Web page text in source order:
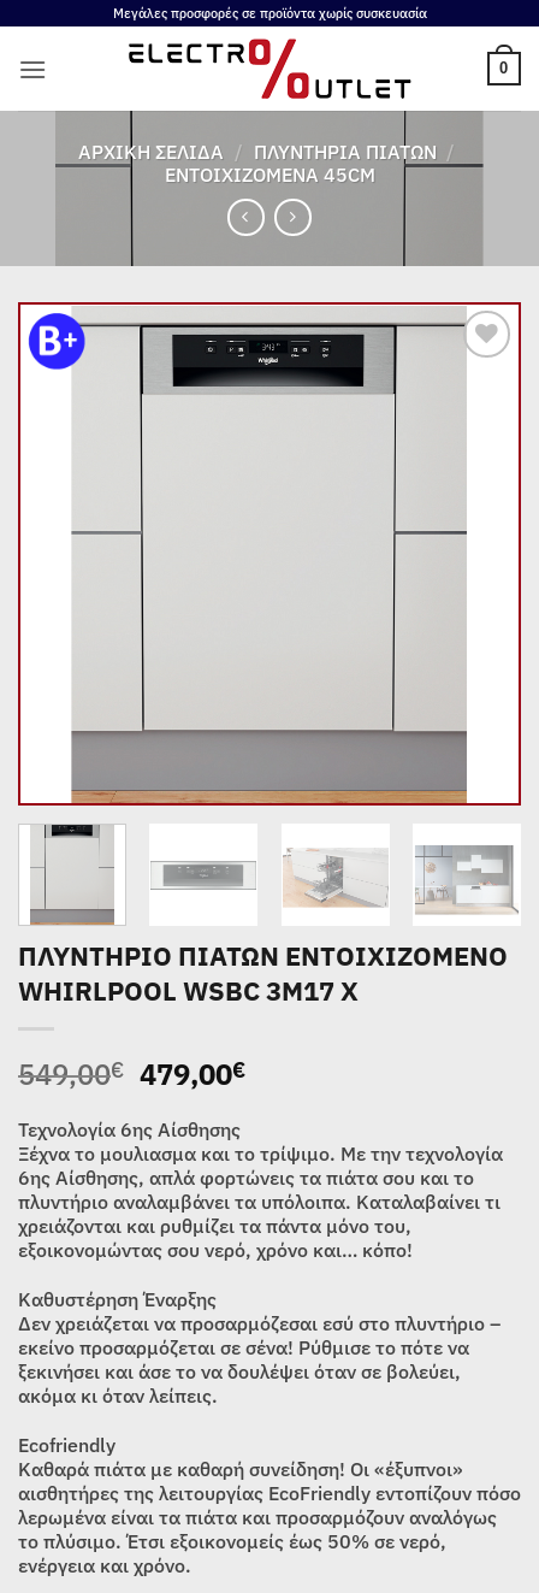
περιεχόμενο
Μεγάλες προσφορές σε προϊόντα χωρίς συσκευασία
0
ΑΡΧΙΚΉ ΣΕΛΊΔΑ / ΠΛΥΝΤΉΡΙΑ ΠΙΆΤΩΝ /
ΕΝΤΟΙΧΙΖΌΜΕΝΑ 45CM
ΠΛΥΝΤΗΡΙΟ ΠΙΑΤΩΝ ΕNTΟΙΧΙΖΟΜΕΝΟ
WHIRLPOOL WSBC 3M17 X
549,00€ Original
price
was:
549,00€.
479,00€Η
είναι:
479,00€.
Τεχνολογία 6ης Aίσθησης
Ξέχνα το μουλιασμα και το τρίψιμο. Με την τεχνολογία
6ης Αίσθησης, απλά φορτώνεις τα πιάτα σου και το
πλυντήριο αναλαμβάνει τα υπόλοιπα. Καταλαβαίνει τι
χρειάζονται και ρυθμίζει τα πάντα μόνο του,
εξοικονομώντας σου νερό, χρόνο και… κόπο!
Καθυστέρηση Έναρξης
Δεν χρειάζεται να προσαρμόζεσαι εσύ στο πλυντήριο –
εκείνο προσαρμόζεται σε σένα! Ρύθμισε το πότε να
ξεκινήσει και άσε το να δουλέψει όταν σε βολεύει,
ακόμα κι όταν λείπεις.
Ecofriendly
Καθαρά πιάτα με καθαρή συνείδηση! Οι «έξυπνοι»
αισθητήρες της λειτουργίας EcoFriendly εντοπίζουν πόσο
λερωμένα είναι τα πιάτα και προσαρμόζουν αναλόγως
το πλύσιμο. Έτσι εξοικονομείς έως 50% σε νερό,
ενέργεια και χρόνο.